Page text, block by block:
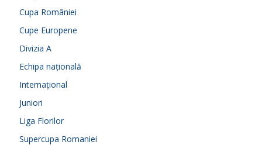
Cupa României
Cupe Europene
Divizia A
Echipa națională
Internațional
Juniori
Liga Florilor
Supercupa Romaniei